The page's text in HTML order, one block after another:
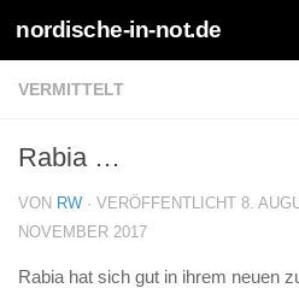
Zum Inhalt springen
nordische-in-not.de
VERMITTELT
Rabia …
VON RW · VERÖFFENTLICHT 8.
NOVEMBER 2017
Rabia hat sich gut in ihrem neuen